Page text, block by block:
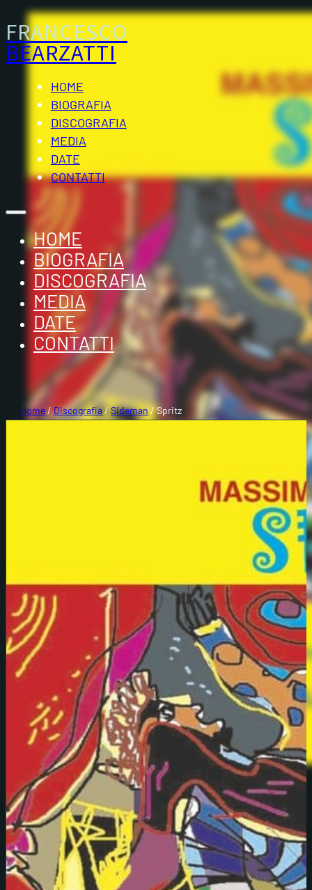
FRANCESCO
BEARZATTI
HOME
BIOGRAFIA
DISCOGRAFIA
MEDIA
DATE
CONTATTI
HOME
BIOGRAFIA
DISCOGRAFIA
MEDIA
DATE
CONTATTI
Home/Discografia/Sideman/ Spritz